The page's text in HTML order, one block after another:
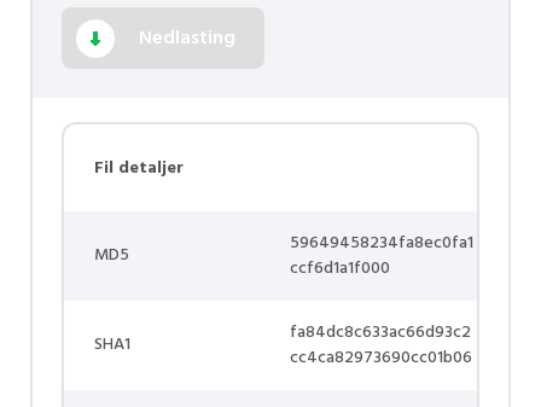
Nedlasting
Fil detaljer
MD5
59649458234fa8ec0fa1
ccf6d1a1f000
SHA1
fa84dc8c633ac66d93c2
cc4ca82973690cc01b06